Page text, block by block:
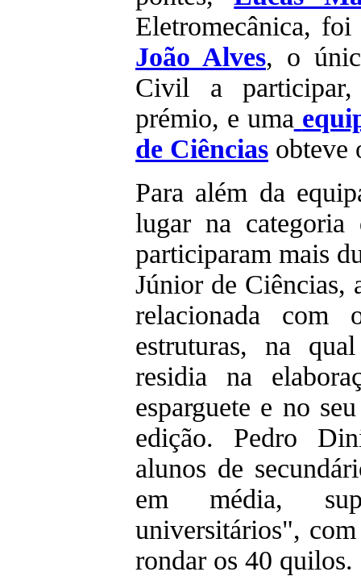
Eletromecânica,
João Alves, o
Civil a participar,
prémio, e uma
de Ciências obteve
Para além da
lugar na categoria
participaram mais
Júnior de Ciências,
relacionada com
estruturas, na
residia na
esparguete e no
edição. Pedro
alunos de
em média,
universitários",
rondar os 40 quilos.